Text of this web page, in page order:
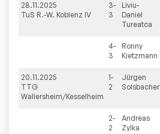
28.11.2025
TuS R.-W. Koblenz IV
3-
3
Liviu-
Daniel
Tureatca
4-
3
Ronny
Kietzmann
20.11.2025
TTG
Wallersheim/Kesselheim
1-
2
Jürgen
Solsbacher
2-
2
Andreas
Zylka